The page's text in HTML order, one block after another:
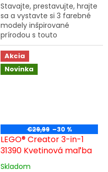
Stavajte, prestavujte, hrajte
sa a vystavte si 3 farebné
modely inšpirované
prírodou s touto
stavebnicou LEGO® Creator
3 v 1 Kvety v krhle (31149).
Model obsahuje
hračkársku...
Akcia
Novinka
€29,99 –30 %
LEGO® Creator 3-in-1
31390 Kvetinová maľba
Skladom